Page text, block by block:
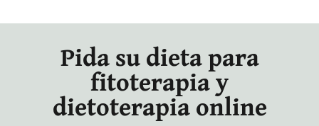
Pida su dieta para
fitoterapia y
dietoterapia online